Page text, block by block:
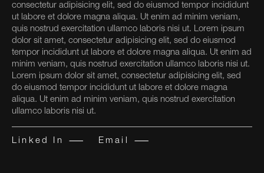
consectetur adipisicing elit, sed do eiusmod tempor incididunt
ut labore et dolore magna aliqua. Ut enim ad minim veniam,
quis nostrud exercitation ullamco laboris nisi ut. Lorem ipsum
dolor sit amet, consectetur adipisicing elit, sed do eiusmod
tempor incididunt ut labore et dolore magna aliqua. Ut enim ad
minim veniam, quis nostrud exercitation ullamco laboris nisi ut.
Lorem ipsum dolor sit amet, consectetur adipisicing elit, sed
do eiusmod tempor incididunt ut labore et dolore magna
aliqua. Ut enim ad minim veniam, quis nostrud exercitation
ullamco laboris nisi ut.
Linked In Email